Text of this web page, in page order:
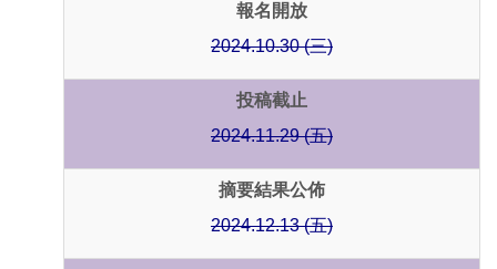
報名開放
2024.10.30 (三)
投稿截止
2024.11.29 (五)
摘要結果公佈
2024.12.13 (五)